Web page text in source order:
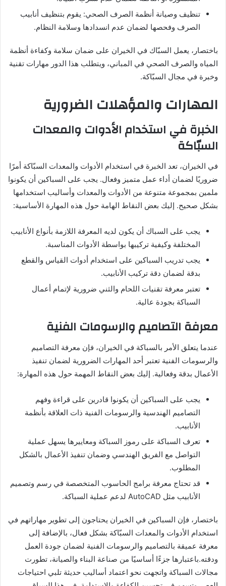
تنظيف وصيانة أنظمة الصرف الصحي: يقوم بتنظيف أنابيب
الصرف وفحصها لضمان عدم انسدادها وسلامة النظام.
باختصار، يعمل السبّاك في الخيران على ضمان سلامة وكفاءة أنظمة
المياه والصرف الصحي في المباني، ويتطلب هذا الدور مهارات تقنية
وخبرة في مجال السبّاكة.
المهارات والمؤهلات الضرورية
الخبرة في استخدام الأدوات والمعدات
السبّاكة
في الخيران، تعد الخبرة في استخدام الأدوات والمعدات السبّاكة أمرًا
ضروريًا لضمان أداء عمل متميز وفعال. يجب على السباكين أن يكونوا
ملمين بمجموعة متنوعة من الأدوات والمعدات وأساليب استخدامها
بشكل صحيح. إليك بعض النقاط الهامة حول هذه المهارة الأساسية:
يجب على السباك أن يكون لديه المعرفة اللازمة بأنواع الأنابيب
المختلفة وكيفية تركيبها بواسطة الأدوات المناسبة.
يجب تدريب السباكين على استخدام أدوات القياس والقطع
بدقة لضمان دقة تركيب الأنابيب.
تعتبر معرفة تقنيات اللحام والثني ضرورية لإتمام أعمال
السباكة بجودة عالية.
معرفة التصاميم والرسومات الفنية
عندما يتعلق الأمر بالسباكة في الخيران، فإن معرفة التصاميم
والرسومات الفنية تعتبر أحد المهارات الضرورية لضمان تنفيذ
الأعمال بدقة وفعالية. إليك بعض النقاط المهمة حول هذه المهارة:
يجب على السباكين أن يكونوا قادرين على قراءة وفهم
التصاميم الهندسية والرسومات الفنية ذات العلاقة بأنظمة
الأنابيب.
تعرف السباكة على رموز السباكة ومعاييرها يسهل عملية
التواصل مع الفريق الهندسي وضمان تنفيذ الأعمال بالشكل
المطلوب.
قد تحتاج معرفة برامج الحاسوب المتخصصة في رسم وتصميم
الأنابيب مثل AutoCAD لدعم عملية السباكة.
باختصار، فإن السباكين في الخيران يحتاجون إلى تطوير مهاراتهم في
استخدام الأدوات والمعدات السبّاكة بشكل فعال، بالإضافة إلى
معرفة عميقة بالتصاميم والرسومات الفنية لضمان جودة العمل
ودقته.باعتبارها جزءًا أساسيًا من صناعة البناء والصيانة، تطورت
مجالات السباكة واتجهت نحو اعتماد أساليب حديثة تلبي احتياجات